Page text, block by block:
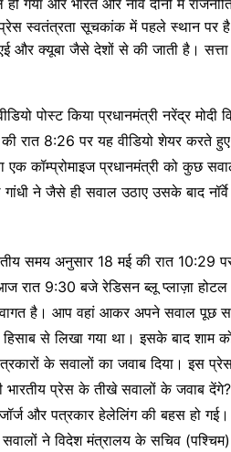
प्रेस स्वतंत्रता सूचकांक में पहले स्थान
और क्यूबा जैसे देशों से की जाती है।
पोस्ट किया प्रधानमंत्री नरेंद्र मोदी
रात 8:26 पर यह वीडियो शेयर करते
एक कॉम्प्रोमाइज प्रधानमंत्री को कुछ
ने जैसे ही सवाल उठाए उसके बाद
समय अनुसार 18 मई की रात
रात 9:30 बजे रेडिसन ब्लू प्लाज़ा
है। आप वहां आकर अपने सवाल पूछ
हिसाब से लिखा गया था। इसके बाद शाम
के सवालों का जवाब दिया। इस
भारतीय प्रेस के तीखे सवालों के जवाब
और पत्रकार हेलेलिंग की बहस हो गई।
ने विदेश मंत्रालय के सचिव (पश्चिम)